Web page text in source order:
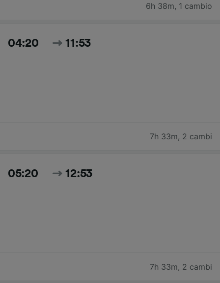
6h 38m, 1 cambio
04:20 11:53
7h 33m, 2 cambi
05:20 12:53
7h 33m, 2 cambi